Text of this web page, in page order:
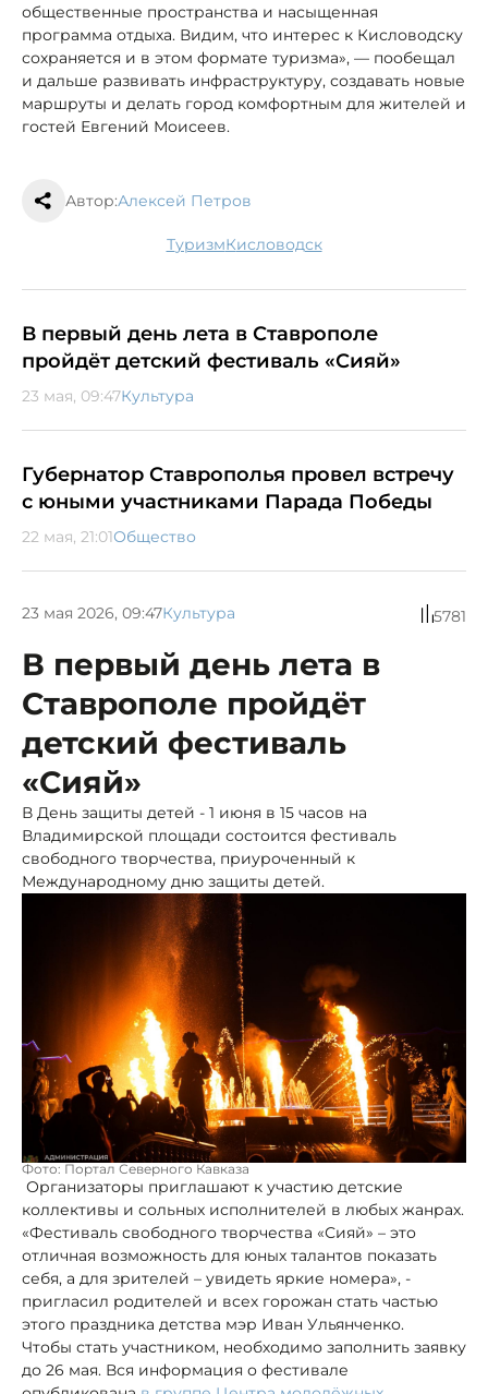
общественные пространства и насыщенная
программа отдыха. Видим, что интерес к Кисловодску
сохраняется и в этом формате туризма», — пообещал
и дальше развивать инфраструктуру, создавать новые
маршруты и делать город комфортным для жителей и
гостей Евгений Моисеев.
Автор:Алексей Петров
туризм Кисловодск
В первый день лета в Ставрополе
пройдёт детский фестиваль «Сияй»
23 мая, 09:47Культура
Губернатор Ставрополья провел встречу
с юными участниками Парада Победы
22 мая, 21:01Общество
23 мая 2026, 09:47Культура 5781
В первый день лета в
Ставрополе пройдёт
детский фестиваль
«Сияй»
В День защиты детей - 1 июня в 15 часов на
Владимирской площади состоится фестиваль
свободного творчества, приуроченный к
Международному дню защиты детей.
Фото: Портал Северного Кавказа
Организаторы приглашают к участию детские
коллективы и сольных исполнителей в любых жанрах.
«Фестиваль свободного творчества «Сияй» – это
отличная возможность для юных талантов показать
себя, а для зрителей – увидеть яркие номера», -
пригласил родителей и всех горожан стать частью
этого праздника детства мэр Иван Ульянченко.
Чтобы стать участником, необходимо заполнить заявку
до 26 мая. Вся информация о фестивале